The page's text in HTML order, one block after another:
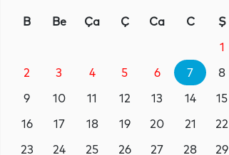
Dünya
sərnişin olan ilk pilotsuz hava
06 Avqust 20:45
Dünya
Rusiya Ermənistanla ticarət
olduğunu bildirib
06 Avqust 20:12
B Be Ça Ç Ca C
Ş
1
2
3 4 5 6 7
8
9
10 11 12 13 14
15
16
17 18 19 20 21
22
23
24 25 26 27 28
29